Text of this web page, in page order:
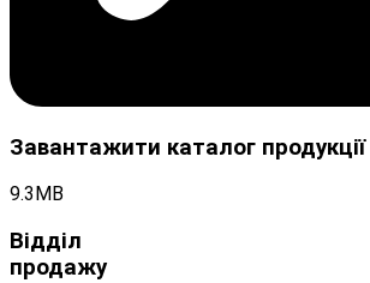
Завантажити каталог продукції
9.3MB
Відділ
продажу